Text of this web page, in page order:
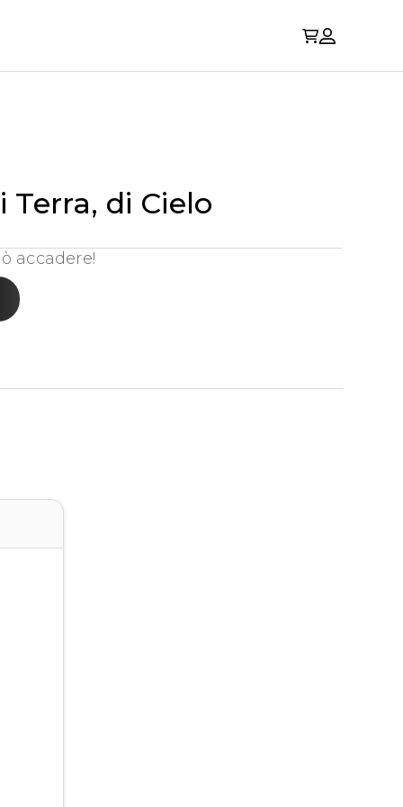
Terra, di Cielo
accadere!